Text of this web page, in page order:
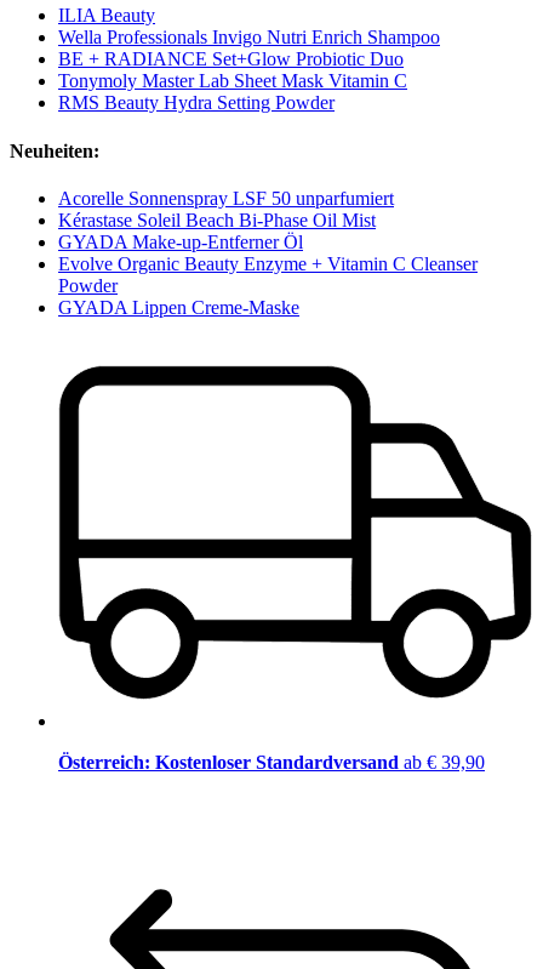
ILIA Beauty
Wella Professionals Invigo Nutri Enrich Shampoo
BE + RADIANCE Set+Glow Probiotic Duo
Tonymoly Master Lab Sheet Mask Vitamin C
RMS Beauty Hydra Setting Powder
Neuheiten:
Acorelle Sonnenspray LSF 50 unparfumiert
Kérastase Soleil Beach Bi-Phase Oil Mist
GYADA Make-up-Entferner Öl
Evolve Organic Beauty Enzyme + Vitamin C Cleanser
Powder
GYADA Lippen Creme-Maske
Österreich: Kostenloser Standardversand ab € 39,90